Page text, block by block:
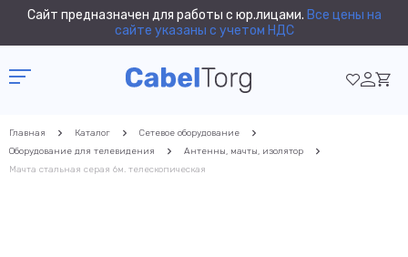
Сайт предназначен для работы с юр.лицами. Все цены на
сайте указаны с учетом НДС
Главная Каталог
Сетевое оборудование
Оборудование для телевидения
Антенны, мачты, изолятор
Мачта стальная серая 6м. телескопическая